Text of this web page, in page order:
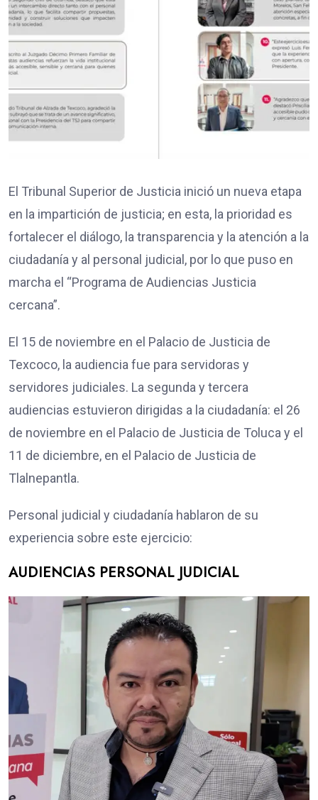
El Tribunal Superior de Justicia inició un nueva etapa
en la impartición de justicia; en esta, la prioridad es
fortalecer el diálogo, la transparencia y la atención a la
ciudadanía y al personal judicial, por lo que puso en
marcha el “Programa de Audiencias Justicia
cercana”.
El 15 de noviembre en el Palacio de Justicia de
Texcoco, la audiencia fue para servidoras y
servidores judiciales. La segunda y tercera
audiencias estuvieron dirigidas a la ciudadanía: el 26
de noviembre en el Palacio de Justicia de Toluca y el
11 de diciembre, en el Palacio de Justicia de
Tlalnepantla.
Personal judicial y ciudadanía hablaron de su
experiencia sobre este ejercicio:
AUDIENCIAS PERSONAL JUDICIAL